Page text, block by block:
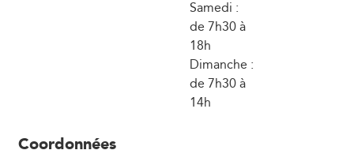
Samedi :
de 7h30 à
18h
Dimanche :
de 7h30 à
14h
Coordonnées